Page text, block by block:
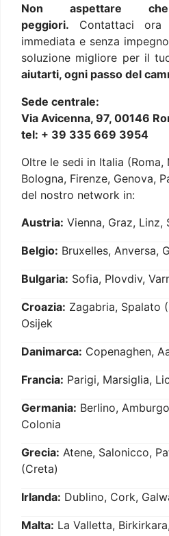
Non aspettare
peggiori. Contattaci ora
immediata e senza
soluzione migliore per il
aiutarti, ogni passo del
Sede centrale:
Via Avicenna, 97, 00146
tel: + 39 335 669 3954
Oltre le sedi in Italia (Roma,
Bologna, Firenze, Genova,
del nostro network in:
Austria: Vienna, Graz, Linz,
Belgio: Bruxelles, Anversa,
Bulgaria: Sofia, Plovdiv,
Croazia: Zagabria, Spalato
Osijek
Danimarca: Copenaghen,
Francia: Parigi, Marsiglia,
Germania: Berlino,
Colonia
Grecia: Atene, Salonicco,
(Creta)
Irlanda: Dublino, Cork,
Malta: La Valletta,